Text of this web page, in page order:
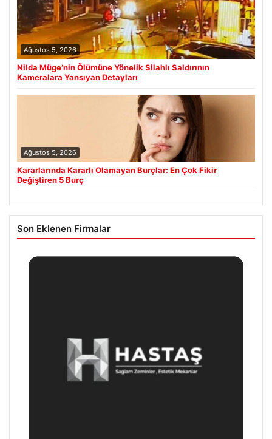
Ağustos 5, 2026
Nilda Müge’nin Ölümüne Yönelik Silahlı Saldırının
Kameralara Yansıyan Detayları
Ağustos 5, 2026
Kararlarında Kararlı Olamayan Burçlar: En Çok Fikir
Değiştiren 5 Burç
Son Eklenen Firmalar